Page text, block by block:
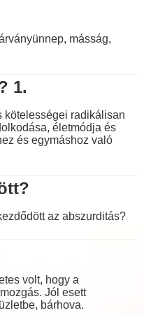
másság,
1.
kötelességei radikálisan
életmódja és
és egymáshoz való
az abszurditás?
volt, hogy a
Jól esett
bárhova.